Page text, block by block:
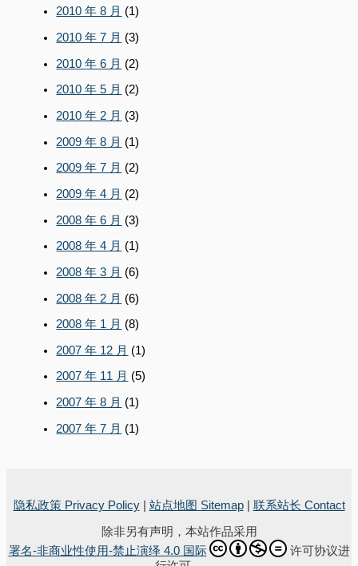
2010 年 8 月 (1)
2010 年 7 月 (3)
2010 年 6 月 (2)
2010 年 5 月 (2)
2010 年 2 月 (3)
2009 年 8 月 (1)
2009 年 7 月 (2)
2009 年 4 月 (2)
2008 年 6 月 (3)
2008 年 4 月 (1)
2008 年 3 月 (6)
2008 年 2 月 (6)
2008 年 1 月 (8)
2007 年 12 月 (1)
2007 年 11 月 (5)
2007 年 8 月 (1)
2007 年 7 月 (1)
隐私政策 Privacy Policy| 站点地图 Sitemap| 联系站长 Contact
除非另有声明，本站作品采用
署名-非商业性使用-禁止演绎 4.0 国际
许可协议进